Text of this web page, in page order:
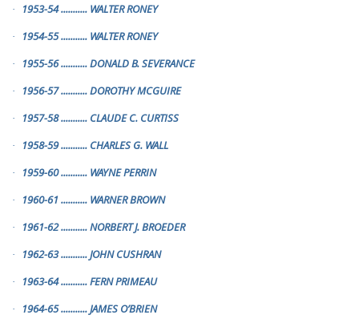
· 1953-54........... WALTER RONEY
· 1954-55........... WALTER RONEY
· 1955-56...........DONALD B. SEVERANCE
· 1956-57...........DOROTHY MCGUIRE
· 1957-58........... CLAUDE C. CURTISS
· 1958-59........... CHARLES G. WALL
· 1959-60........... WAYNE PERRIN
· 1960-61........... WARNER BROWN
· 1961-62...........NORBERT J. BROEDER
· 1962-63...........JOHN CUSHRAN
· 1963-64...........FERN PRIMEAU
· 1964-65...........JAMES O’BRIEN